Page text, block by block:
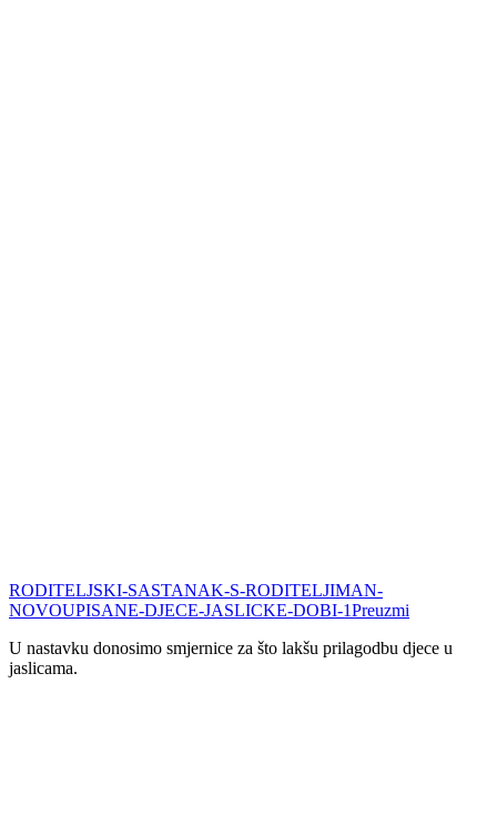
RODITELJSKI-SASTANAK-S-RODITELJIMAN-
NOVOUPISANE-DJECE-JASLICKE-DOBI-1Preuzmi
U nastavku donosimo smjernice za što lakšu prilagodbu djece u
jaslicama.